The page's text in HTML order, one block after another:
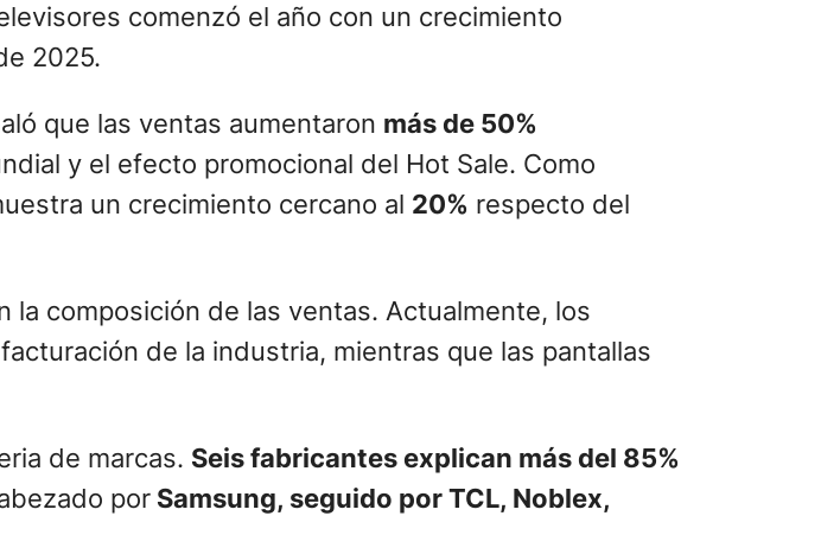
comenzó el año con un crecimiento
2025.
que las ventas aumentaron más de 50%
y el efecto promocional del Hot Sale. Como
un crecimiento cercano al 20% respecto del
composición de las ventas. Actualmente, los
de la industria, mientras que las pantallas
de marcas. Seis fabricantes explican más del 85%
por Samsung, seguido por TCL, Noblex,